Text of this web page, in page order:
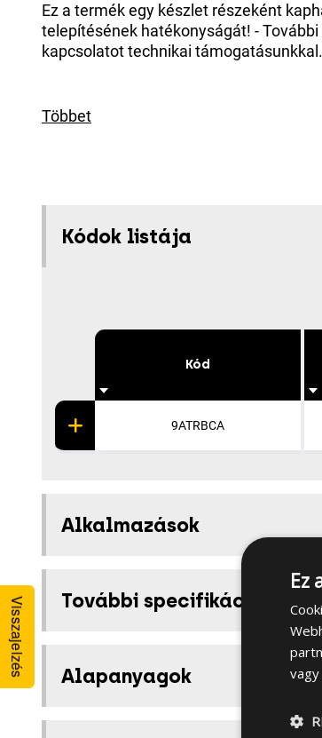
Ez a termék egy készlet részeként
telepítésének hatékonyságát! -
kapcsolatot technikai támogatásunkkal.
Többet
Kódok listája
Kód
9ATRBCA
Alkalmazások
További specifikációk
Alapanyagok
Visszajelzés
Ez